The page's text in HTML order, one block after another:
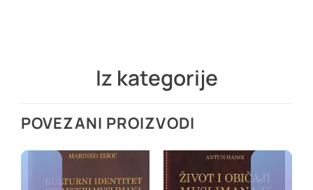
Iz kategorije
POVEZANI PROIZVODI